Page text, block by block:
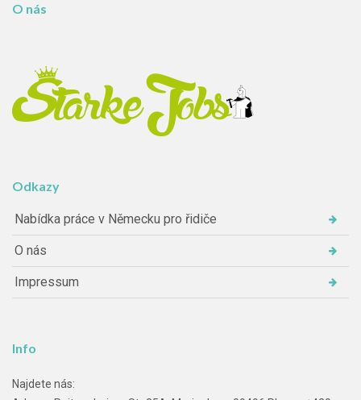
O nás
Odkazy
Nabídka práce v Německu pro řidiče
O nás
Impressum
Info
Najdete nás: